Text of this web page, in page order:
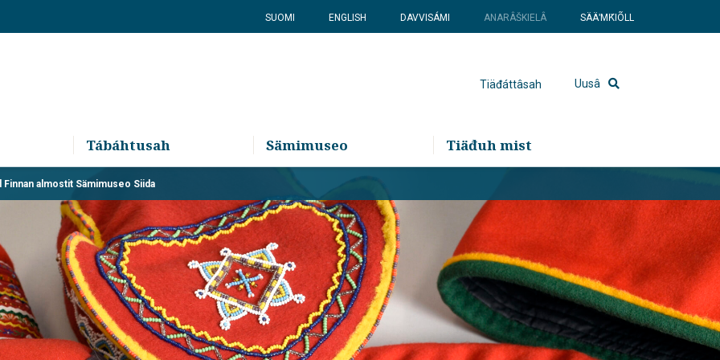
SUOMI ENGLISH DAVVISÁMI ANARÂŠKIELÂ SÄÄʹMǨIÕLL
Tiäđáttâsah Uusâ
Tábáhtusah Sämimuseo Tiäđuh mist
almostit Sämimuseo Siida